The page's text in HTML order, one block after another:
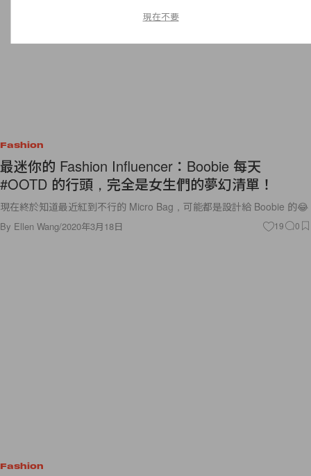
Fashion
最迷你的 Fashion Influencer：Boobie 每天
#OOTD 的行頭，完全是女生們的夢幻清單！
現在終於知道最近紅到不行的 Micro Bag，可能都是設計給 Boobie 的😂
By Ellen Wang/2020年3月18日 19 0
Fashion
現在不要